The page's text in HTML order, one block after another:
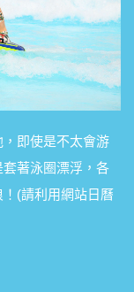
即使是不太會游
著泳圈漂浮，各
(請利用網站日曆